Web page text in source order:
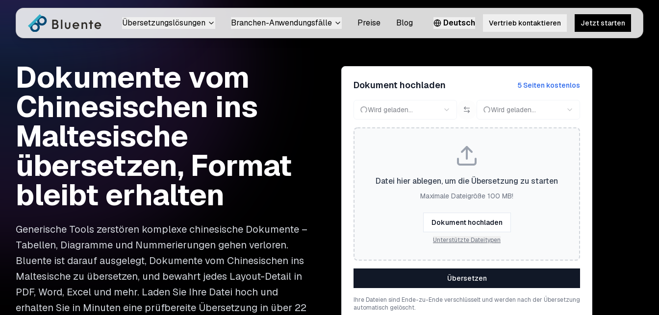
Übersetzungslösungen Branchen-Anwendungsfälle Preise Blog Deutsch Vertrieb kontaktieren Jetzt starten
Dokumente vom
Chinesischen ins
Maltesische
übersetzen, Format
bleibt erhalten
Generische Tools zerstören komplexe chinesische Dokumente –
Tabellen, Diagramme und Nummerierungen gehen verloren.
Bluente ist darauf ausgelegt, Dokumente vom Chinesischen ins
Maltesische zu übersetzen, und bewahrt jedes Layout-Detail in
PDF, Word, Excel und mehr. Laden Sie Ihre Datei hoch und
erhalten Sie in Minuten eine prüfbereite Übersetzung in über 22
Dokument hochladen 5 Seiten kostenlos
Wird geladen... Wird geladen...
Datei hier ablegen, um die Übersetzung zu starten
Maximale Dateigröße 100 MB!
Dokument hochladen
Unterstützte Dateitypen
Übersetzen
Ihre Dateien sind Ende-zu-Ende verschlüsselt und werden nach der Übersetzung
automatisch gelöscht.